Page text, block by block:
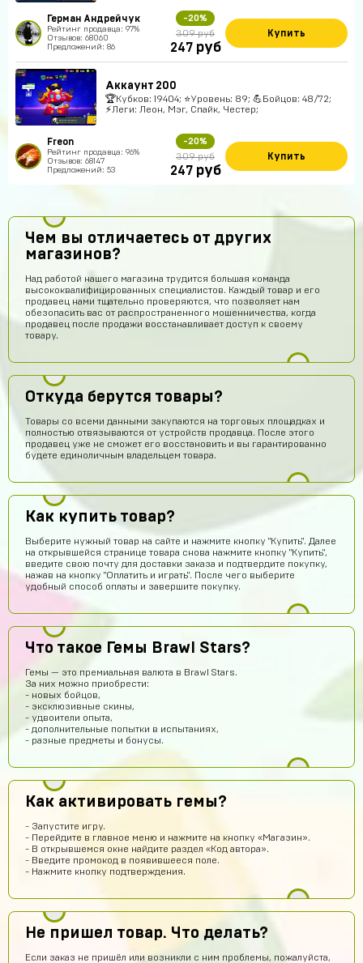
Герман Андрейчук
Рейтинг продавца: 97%
Отзывов: 68060
Предложений: 86
-20%
309 руб
247 руб
Купить
Аккаунт 200
🏆Кубков: 19404; ⭐Уровень: 89; 💪Бойцов: 48/72;
⚡Леги: Леон, Мэг, Спайк, Честер;
Freon
Рейтинг продавца: 96%
Отзывов: 68147
Предложений: 53
-20%
309 руб
247 руб
Купить
Чем вы отличаетесь от других
магазинов?
Над работой нашего магазина трудится большая команда
высококвалифицированных специалистов. Каждый товар и его
продавец нами тщательно проверяются, что позволяет нам
обезопасить вас от распространенного мошенничества, когда
продавец после продажи восстанавливает доступ к своему
товару.
Откуда берутся товары?
Товары со всеми данными закупаются на торговых площадках и
полностью отвязываются от устройств продавца. После этого
продавец уже не сможет его восстановить и вы гарантированно
будете единоличным владельцем товара.
Как купить товар?
Выберите нужный товар на сайте и нажмите кнопку "Купить". Далее
на открывшейся странице товара снова нажмите кнопку "Купить",
введите свою почту для доставки заказа и подтвердите покупку,
нажав на кнопку "Оплатить и играть". После чего выберите
удобный способ оплаты и завершите покупку.
Что такое Гемы Brawl Stars?
Гемы — это премиальная валюта в Brawl Stars.
За них можно приобрести:
- новых бойцов,
- эксклюзивные скины,
- удвоители опыта,
- дополнительные попытки в испытаниях,
- разные предметы и бонусы.
Как активировать гемы?
- Запустите игру.
- Перейдите в главное меню и нажмите на кнопку «Магазин».
- В открывшемся окне найдите раздел «Код автора».
- Введите промокод в появившееся поле.
- Нажмите кнопку подтверждения.
Не пришел товар. Что делать?
Если заказ не пришёл или возникли с ним проблемы, пожалуйста,
Амир Калтаев 14 часов назад
Сайт норм
Годно
Fese
Магаз топовый не кинули
Даниил Кыров
Думаю,это правда что дают акк по низким ценам
Оятилло Хаитов
Точно прям уверен уже 4 акк по фри фаер всё приходит